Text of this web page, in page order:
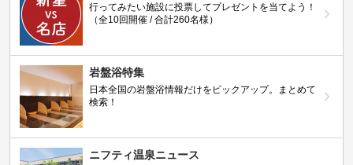
行ってみたい施設に投票してプレゼントを当てよう！
（全10回開催 / 合計260名様）
岩盤浴特集
日本全国の岩盤浴情報だけをピックアップ。まとめて
検索！
ニフティ温泉ニュース